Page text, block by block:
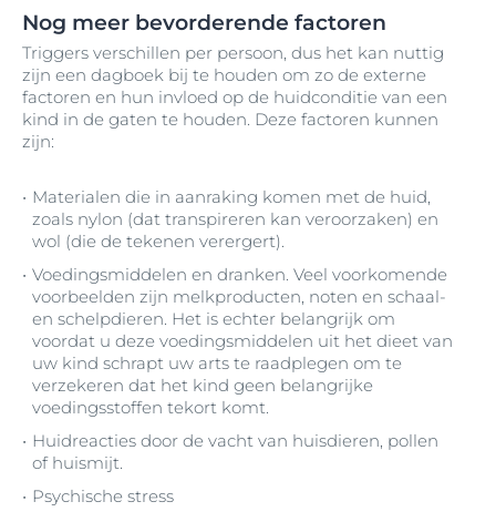
Nog meer bevorderende factoren
Triggers verschillen per persoon, dus het kan nuttig
zijn een dagboek bij te houden om zo de externe
factoren en hun invloed op de huidconditie van een
kind in de gaten te houden. Deze factoren kunnen
zijn:
Materialen die in aanraking komen met de huid,
zoals nylon (dat transpireren kan veroorzaken) en
wol (die de tekenen verergert).
Voedingsmiddelen en dranken. Veel voorkomende
voorbeelden zijn melkproducten, noten en schaal-
en schelpdieren. Het is echter belangrijk om
voordat u deze voedingsmiddelen uit het dieet van
uw kind schrapt uw arts te raadplegen om te
verzekeren dat het kind geen belangrijke
voedingsstoffen tekort komt.
Huidreacties door de vacht van huisdieren, pollen
of huismijt.
Psychische stress